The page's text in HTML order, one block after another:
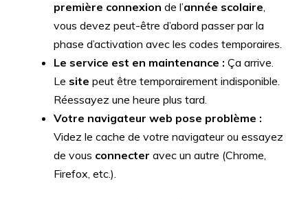
première connexion de l’année scolaire,
vous devez peut-être d’abord passer par la
phase d’activation avec les codes temporaires.
Le service est en maintenance : Ça arrive.
Le site peut être temporairement indisponible.
Réessayez une heure plus tard.
Votre navigateur web pose problème :
Videz le cache de votre navigateur ou essayez
de vous connecter avec un autre (Chrome,
Firefox, etc.).